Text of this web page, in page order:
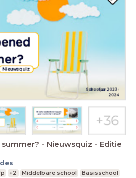
- Nieuwsquiz - Editie
+2 Middelbare school
Basisschool